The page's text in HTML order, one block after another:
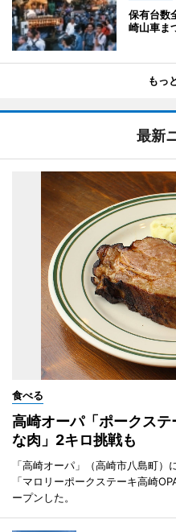
保有台数
崎山車ま
もっ
最新
食べる
高崎オーパ「ポークス
な肉」2キロ挑戦も
「高崎オーパ」（高崎市八島町
「マロリーポークステーキ高崎
ープンした。